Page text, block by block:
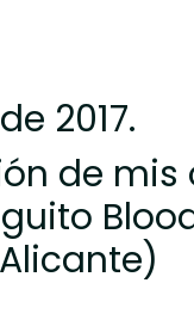
2017.
de mis